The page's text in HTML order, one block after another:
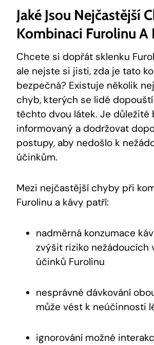
Jaké Jsou Nejčastější
Kombinaci Furolinu A
Chcete si dopřát sklenku
ale nejste si jisti, zda je tato
bezpečná? Existuje několik
chyb, kterých se lidé
těchto dvou látek. Je důležité
informovaný a dodržovat
postupy, aby nedošlo k
účinkům.
Mezi nejčastější chyby při
Furolinu a kávy patří:
nadměrná konzumace
zvýšit riziko nežádoucích
účinků Furolinu
nesprávné dávkování
může vést k neúčinnosti
ignorování možné